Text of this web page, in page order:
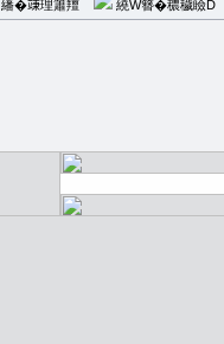
繙�𥪕理簫羶 繞W簪�穠穢瞼D